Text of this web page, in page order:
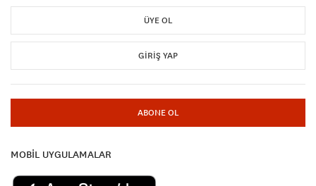
ÜYE OL
GIRIŞ YAP
ABONE OL
MOBİL UYGULAMALAR